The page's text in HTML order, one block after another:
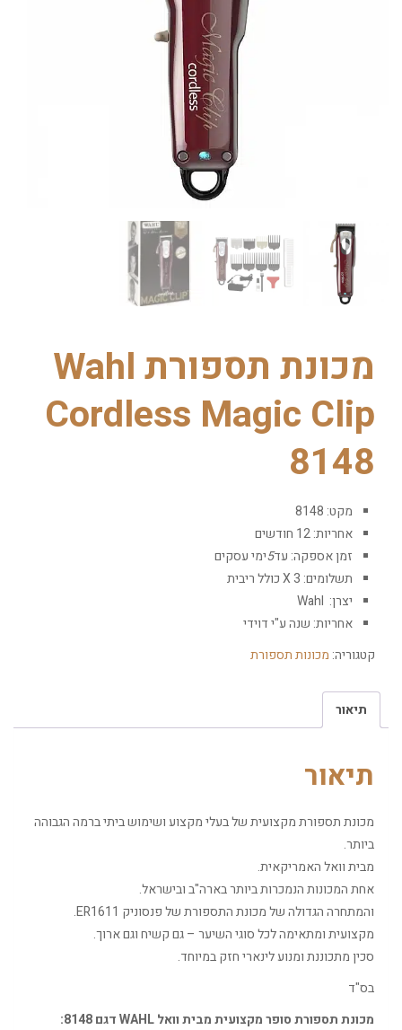
מכונת תספורת Wahl
Cordless Magic Clip
8148
מקט: 8148
אחריות:12 חודשים
זמן אספקה: עד5ימי עסקים
תשלומים: 3
Xכולל ריבית
יצרן: Wahl
אחריות: שנה ע"י דוידי
קטגוריה: מכונות תספורת
תיאור
תיאור
מכונת תספורת מקצועית של בעלי מקצוע ושימוש ביתי ברמה הגבוהה
ביותר.
מבית וואל האמריקאית.
אחת המכונות הנמכרות ביותר בארה"ב ובישראל.
והמתחרה הגדולה של מכונת התספורת של פנסוניק ER1611.
מקצועית ומתאימה לכל סוגי השיער – גם קשיח וגם ארוך.
סכין מתכוננת ומנוע לינארי חזק במיוחד.
בס"ד
מכונת תספורת סופר מקצועית מבית וואל WAHL דגם 8148: